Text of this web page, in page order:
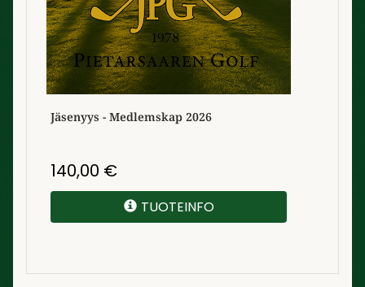
Jäsenyys - Medlemskap 2026
140,00 €
TUOTEINFO